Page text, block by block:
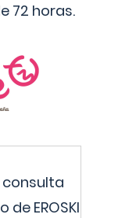
72 horas.
consulta
EROSKI